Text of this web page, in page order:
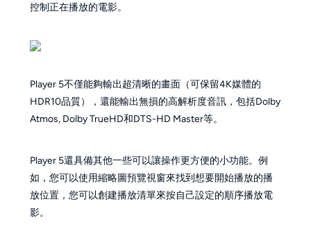
控制正在播放的電影。
Player 5不僅能夠輸出超清晰的畫面（可保留4K媒體的
HDR10品質），還能輸出無損的高解析度音訊，包括Dolby
Atmos, Dolby TrueHD和DTS-HD Master等。
Player 5還具備其他一些可以讓操作更方便的小功能。例
如，您可以使用縮略圖預覽視窗來找到想要開始播放的播
放位置，您可以創建播放清單來按自己設定的順序播放電
影。